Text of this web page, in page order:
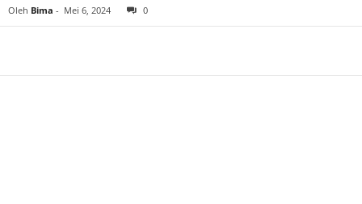
Oleh Bima - Mei 6, 2024 0